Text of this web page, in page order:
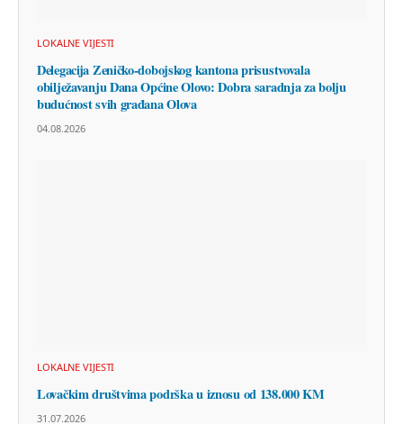
LOKALNE VIJESTI
Delegacija Zeničko-dobojskog kantona prisustvovala
obilježavanju Dana Općine Olovo: Dobra saradnja za bolju
budućnost svih građana Olova
04.08.2026
LOKALNE VIJESTI
Lovačkim društvima podrška u iznosu od 138.000 KM
31.07.2026